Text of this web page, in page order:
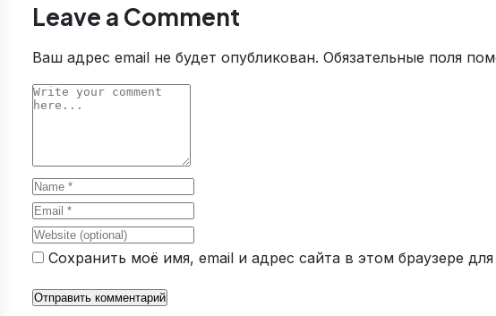
Leave a Comment
Ваш адрес email не будет опубликован. Обязательные поля
Comment
Name
Email
Website
Сохранить моё имя, email и адрес сайта в этом браузере
Отправить комментарий